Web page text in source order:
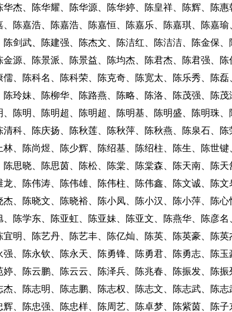
华杰、陈华耀、陈华源、陈华婷、陈皇祥、陈辉、陈
、陈嘉浩、陈嘉浩、陈嘉恒、陈嘉乐、陈嘉琪、陈嘉瑜
陈剑武、陈建强、陈杰文、陈洁红、陈洁洁、陈金保
金源、陈景派、陈景益、陈均杰、陈君杰、陈君强、
儒、陈科名、陈科荣、陈克奇、陈宽太、陈乐秀、陈磊
陈玲妹、陈柳华、陈路燕、陈略、陈洛、陈茂强、陈
、陈明、陈明超、陈明超、陈明基、陈明盛、陈明珠
清科、陈庆扬、陈秋莲、陈秋萍、陈秋燕、陈泉石、
林、陈尚煜、陈少辉、陈绍基、陈绍柱、陈生、陈世键
陈思晓、陈思茵、陈松、陈棠、陈棠森、陈天南、陈
龙、陈伟涛、陈伟雄、陈伟柱、陈伟鑫、陈文诚、陈
杰、陈晓文、陈晓裕、陈小凤、陈小汉、陈小萍、陈
、陈学东、陈亚虹、陈亚妹、陈亚文、陈燕华、陈彦
宜明、陈艺丹、陈艺丰、陈亿灿、陈英、陈英豪、陈
强、陈永钦、陈永天、陈勇锋、陈勇君、陈勇志、陈
婷、陈云鹏、陈云云、陈泽兵、陈兆春、陈振发、陈
杰、陈志明、陈志鹏、陈志权、陈志文、陈志武、陈
辉、陈忠强、陈忠样、陈周艺、陈卓梦、陈紫茵、陈